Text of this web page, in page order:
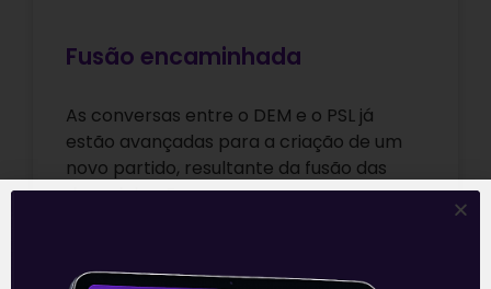
Fusão encaminhada
As conversas entre o DEM e o PSL já
estão avançadas para a criação de um
novo partido, resultante da fusão das
duas siglas. Em